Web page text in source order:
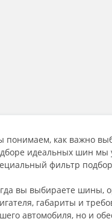
понимаем, как важно
идеальных шин мы
фильтр
вы выбираете шины,
габариты и
автомобиля, но и